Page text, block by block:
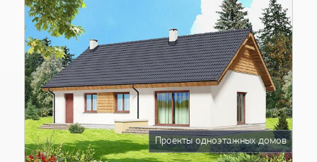
Проекты одноэтажных домов